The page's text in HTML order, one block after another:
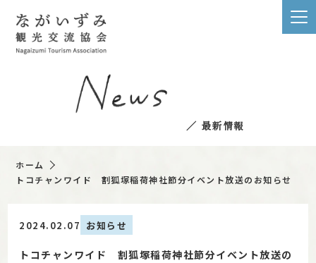
／ 最新情報
ホーム
トコチャンワイド 割狐塚稲荷神社節分イベント放送のお知らせ
2024.02.07 お知らせ
トコチャンワイド 割狐塚稲荷神社節分イベント放送の